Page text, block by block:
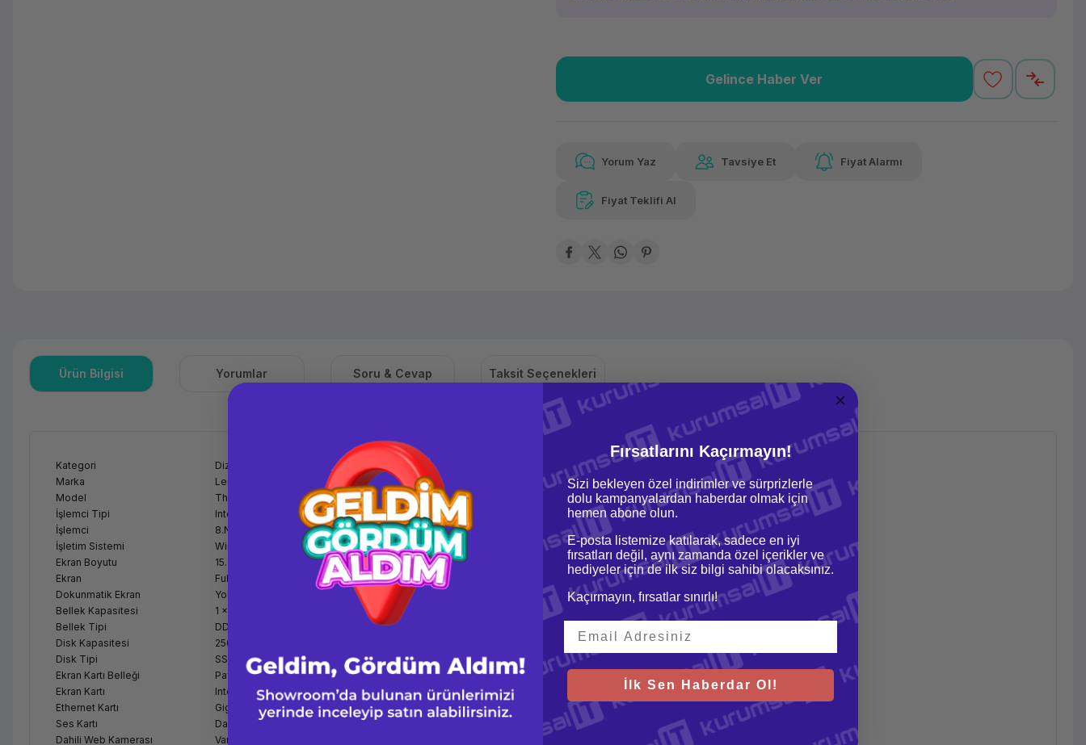
5.110,98 TL
Gelince Haber Ver
Yorum Yaz Tavsiye Et Fiyat Alarmı
Fiyat Teklifi Al
Ürün Bilgisi Yorumlar Soru & Cevap Taksit Seçenekleri
Kategori
Dizüstü
Marka
Lenovo
Model
ThinkPad E590
İşlemci Tipi
Intel Core i5
İşlemci
8.Nesil i5-8265U 1.60GHz Turbo 3.9GHz 6MB
İşletim Sistemi
Windows 10 Pro
Ekran Boyutu
15.6"
Ekran
Full HD
Dokunmatik Ekran
Yok
Bellek Kapasitesi
1 x 8GB
Bellek Tipi
DDR4 2400MHz
Disk Kapasitesi
256 GB
Disk Tipi
SSD
Ekran Kartı Belleği
Paylaşımlı
Ekran Kartı
Intel UHD Graphics 620
Ethernet Kartı
Gigabit (1000 Mbps)
Ses Kartı
Dahili Hoparlör ve Mikrofon
Dahili Web Kamerası
Var
Fırsatlarını Kaçırmayın!
Sizi bekleyen özel indirimler ve sürprizlerle
dolu kampanyalardan haberdar olmak için
hemen abone olun.
E-posta listemize katılarak, sadece en iyi
fırsatları değil, aynı zamanda özel içerikler ve
hediyeler için de ilk siz bilgi sahibi olacaksınız.
Kaçırmayın, fırsatlar sınırlı!
İlk Sen Haberdar Ol!